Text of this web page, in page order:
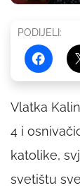
PODIJELI:
Vlatka
4 i
katolike,
svetištu